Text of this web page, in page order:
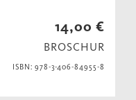
14,00 €
BROSCHUR
ISBN: 978-3-406-84955-8